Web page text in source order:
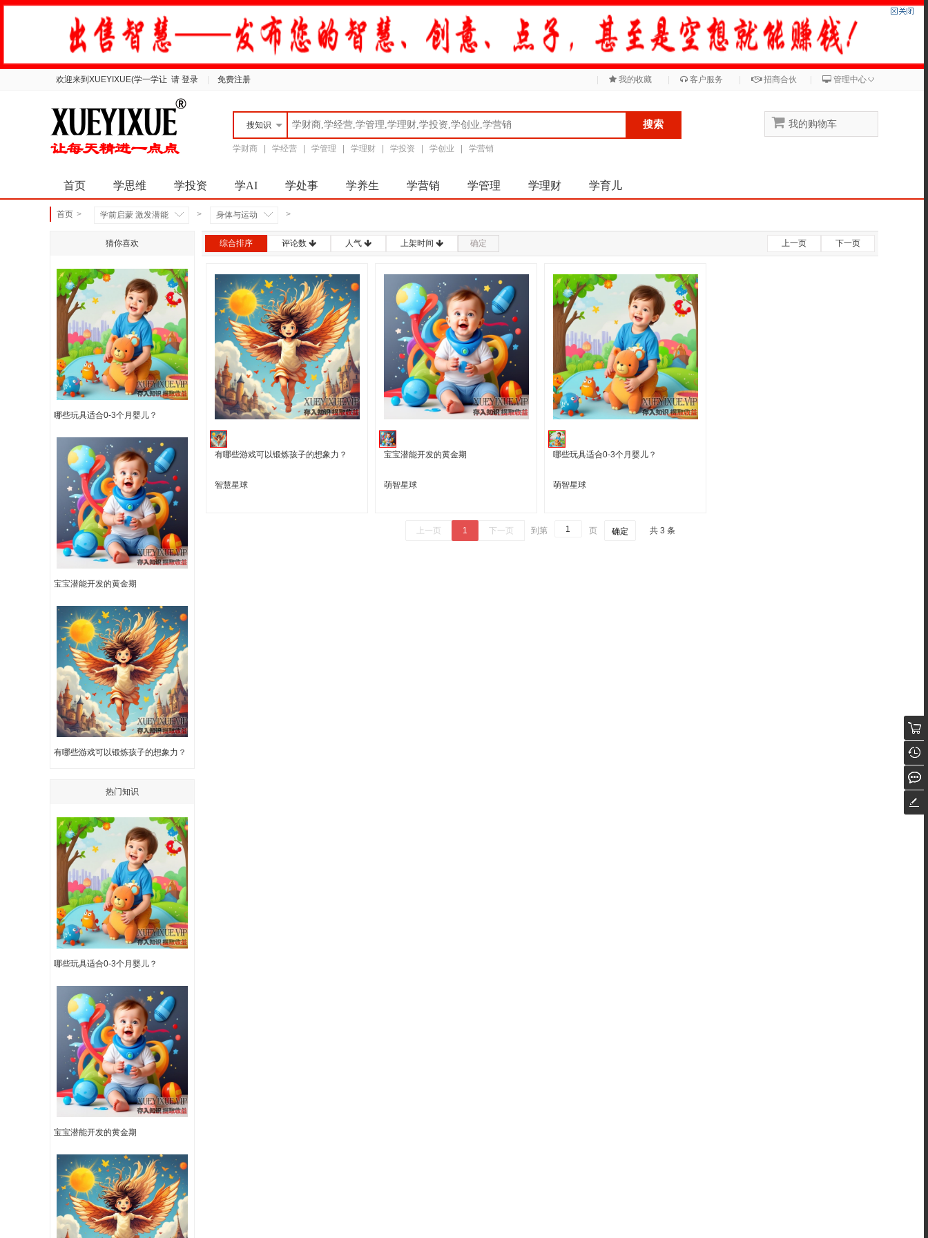
欢迎来到XUEYIXUE(学一学让 请 登录 免费注册 我的收藏 客户服务 招商合伙 管理中心◇
搜知识 搜索
学财商 学经营 学管理 学理财 学投资 学创业 学营销
我的购物车
首页 学思维 学投资 学AI 学处事 学养生 学营销 学管理 学理财 学育儿
首页 > 学前启蒙 激发潜能 > 身体与运动 >
猜你喜欢
哪些玩具适合0-3个月婴儿？
宝宝潜能开发的黄金期
有哪些游戏可以锻炼孩子的想象力？
热门知识
哪些玩具适合0-3个月婴儿？
宝宝潜能开发的黄金期
综合排序 评论数 人气 上架时间 确定 上一页 下一页
有哪些游戏可以锻炼孩子的想象力？
智慧星球
宝宝潜能开发的黄金期
萌智星球
哪些玩具适合0-3个月婴儿？
萌智星球
上一页 1 下一页 到第 页 确定 共 3 条